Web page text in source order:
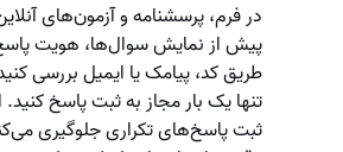
در فرم‌، پرسشنامه و آزمون‌های
پیش از نمایش سوال‌ها، هویت
طریق کد، پیامک یا ایمیل بررسی
تنها یک بار مجاز به ثبت پاسخ کنید.
ثبت پاسخ‌های تکراری جلوگیری